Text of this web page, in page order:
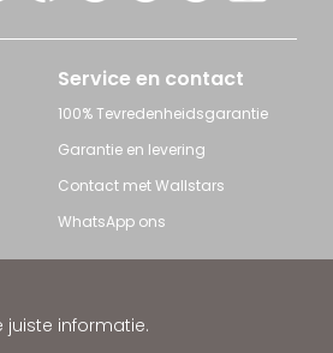
informatie.
Service en contact
100% Tevredenheidsgarantie
Garantie en levering
Contact met Wallstars
WhatsApp ons